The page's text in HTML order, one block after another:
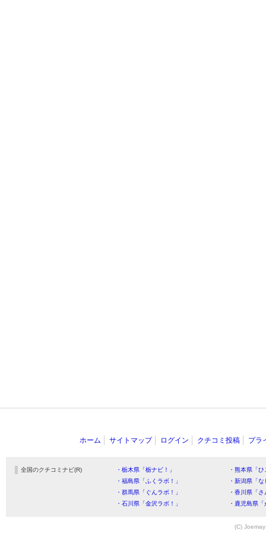
ホーム サイトマップ ログイン クチコミ投稿 プラ
全国のクチコミナビ(R) ・栃木県「栃ナビ！」
・熊本県「
・福島県「ふくラボ！」
・新潟県「
・群馬県「ぐんラボ！」
・香川県「
・石川県「金沢ラボ！」
・鹿児島県
(C)